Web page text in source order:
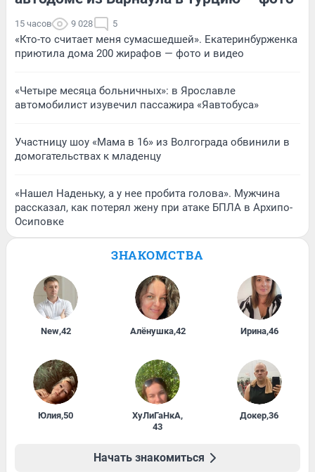
15 часов 9 028 5
«Кто-то считает меня сумасшедшей». Екатеринбурженка
приютила дома 200 жирафов — фото и видео
«Четыре месяца больничных»: в Ярославле
автомобилист изувечил пассажира «Яавтобуса»
Участницу шоу «Мама в 16» из Волгограда обвинили в
домогательствах к младенцу
«Нашел Наденьку, а у нее пробита голова». Мужчина
рассказал, как потерял жену при атаке БПЛА в Архипо-
Осиповке
ЗНАКОМСТВА
New,42 Алёнушка,42 Ирина,46
Юлия,50 ХуЛиГаНкА,
43
Докер,36
Начать знакомиться